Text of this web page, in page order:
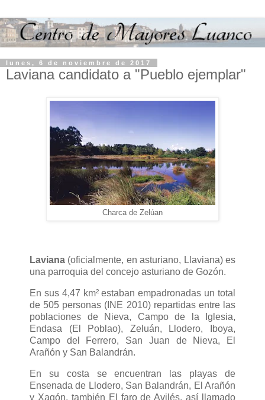
lunes, 6 de noviembre de 2017
Laviana candidato a "Pueblo ejemplar"
Charca de Zelúan
Laviana (oficialmente, en asturiano, Llaviana) es
una parroquia del concejo asturiano de Gozón.
En sus 4,47 km² estaban empadronadas un total
de 505 personas (INE 2010) repartidas entre las
poblaciones de Nieva, Campo de la Iglesia,
Endasa (El Poblao), Zeluán, Llodero, Iboya,
Campo del Ferrero, San Juan de Nieva, El
Arañón y San Balandrán.
En su costa se encuentran las playas de
Ensenada de Llodero, San Balandrán, El Arañón
y Xagón, también El faro de Avilés, así llamado